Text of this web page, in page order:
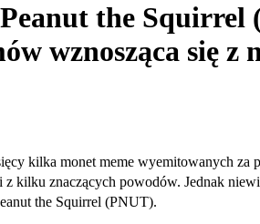
the Squirrel
wznosząca się z
kilka monet meme wyemitowanych za
z kilku znaczących powodów. Jednak
the Squirrel (PNUT).